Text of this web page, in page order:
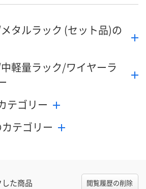
タルラック (セット品)の
軽量ラック/ワイヤーラ
テゴリー
テゴリー
た商品 閲覧履歴の削除